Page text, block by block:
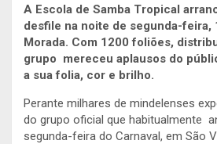
A Escola de Samba Tropical
desfile na noite de segunda-feira,
Morada. Com 1200 foliões,
grupo mereceu aplausos do
a sua folia, cor e brilho.
Perante milhares de mindelenses
do grupo oficial que habitualmente
segunda-feira do Carnaval, em São